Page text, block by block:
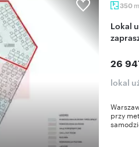
350 m
Lokal użytkowy 350 m² przy metrze Żoliborz -
26
lokal
przy